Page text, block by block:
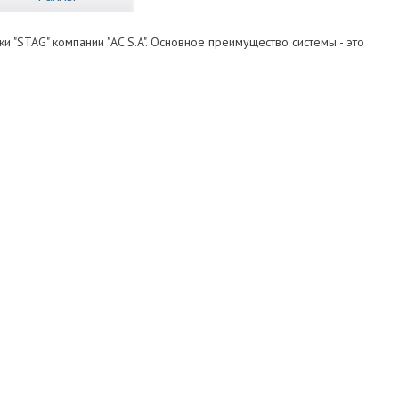
компании "AC S.A". Основное преимущество системы - это